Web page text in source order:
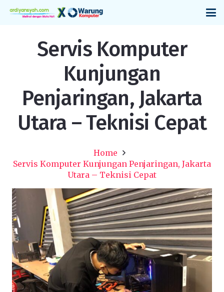
Servis Komputer
Kunjungan
Penjaringan, Jakarta
Utara – Teknisi Cepat
Home
Servis Komputer Kunjungan Penjaringan, Jakarta
Utara – Teknisi Cepat